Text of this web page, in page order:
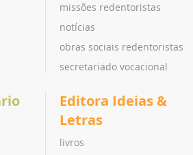
missões redentoristas
notícias
obras sociais redentoristas
secretariado vocacional
Editora Ideias &
Letras
livros